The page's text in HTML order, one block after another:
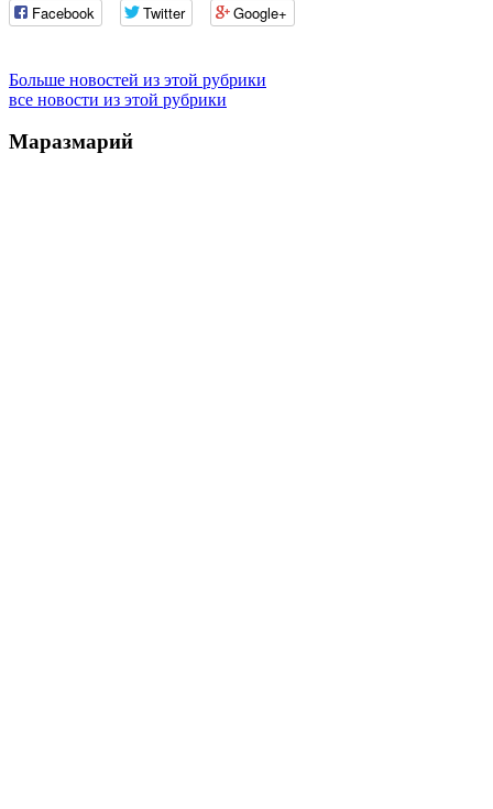
Facebook Twitter Google+
Больше новостей из этой рубрики
все новости из этой рубрики
Маразмарий